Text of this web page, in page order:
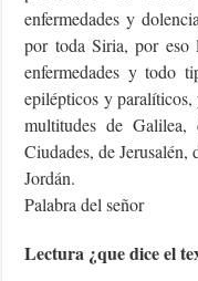
enfermedades y
por toda Siria, por eso
enfermedades y todo
epilépticos y
multitudes de
Ciudades, de Jerusalén,
Jordán.
Palabra del señor
Lectura ¿que dice el